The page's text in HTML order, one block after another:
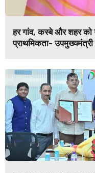
हर गांव, कस्बे और शहर को
प्राथमिकता- उपमुख्यमंत्री